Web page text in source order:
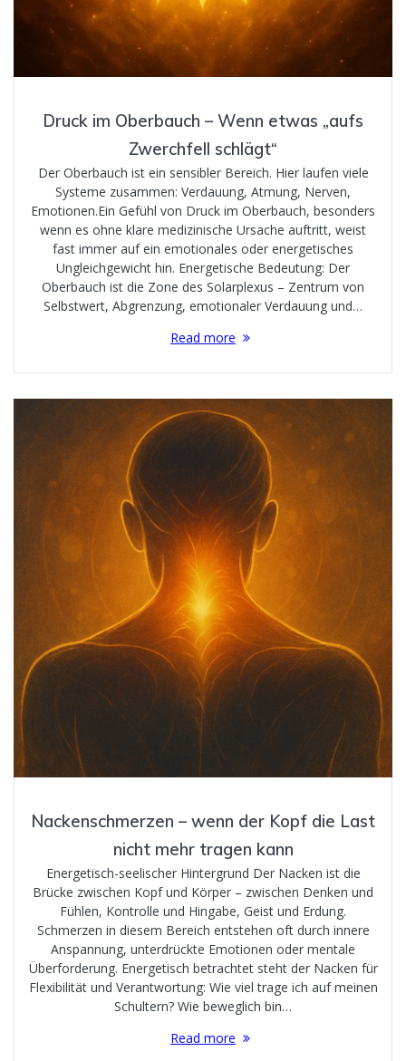
Druck im Oberbauch – Wenn etwas „aufs
Zwerchfell schlägt“
Der Oberbauch ist ein sensibler Bereich. Hier laufen viele
Systeme zusammen: Verdauung, Atmung, Nerven,
Emotionen.Ein Gefühl von Druck im Oberbauch, besonders
wenn es ohne klare medizinische Ursache auftritt, weist
fast immer auf ein emotionales oder energetisches
Ungleichgewicht hin. Energetische Bedeutung: Der
Oberbauch ist die Zone des Solarplexus – Zentrum von
Selbstwert, Abgrenzung, emotionaler Verdauung und…
Read more
Nackenschmerzen – wenn der Kopf die Last
nicht mehr tragen kann
Energetisch-seelischer Hintergrund Der Nacken ist die
Brücke zwischen Kopf und Körper – zwischen Denken und
Fühlen, Kontrolle und Hingabe, Geist und Erdung.
Schmerzen in diesem Bereich entstehen oft durch innere
Anspannung, unterdrückte Emotionen oder mentale
Überforderung. Energetisch betrachtet steht der Nacken für
Flexibilität und Verantwortung: Wie viel trage ich auf meinen
Schultern? Wie beweglich bin…
Read more